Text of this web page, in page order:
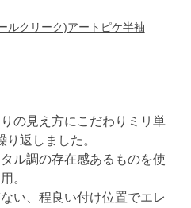
ルクリーク)アートピケ半袖
の見え方にこだわりミリ単
返しました。
ル調の存在感あるものを使
用。
い、程良い付け位置でエレ